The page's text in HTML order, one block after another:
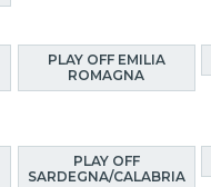
PLAY OFF EMILIA
ROMAGNA
PLAY OFF
SARDEGNA/CALABRIA